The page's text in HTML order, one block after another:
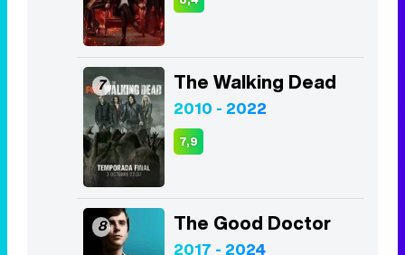
7,9
8 The Good Doctor
2017 - 2024
8,4
9 Los Bridgerton